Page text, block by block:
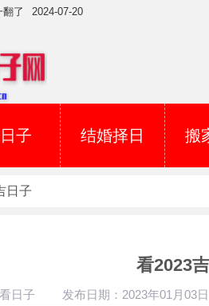
了
2024-07-20
？
2024-07-01
04
2017-04-06
2017-03-29
办？
2024-07-01
子 结婚择日 搬
日子
看2023
看日子 发布日期：2023年01月03日